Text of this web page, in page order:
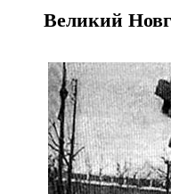
Великий